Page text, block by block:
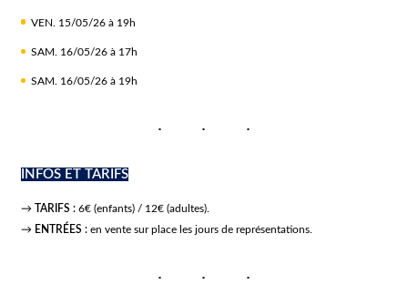
VEN. 15/05/26 à 19h
SAM. 16/05/26 à 17h
SAM. 16/05/26 à 19h
INFOS ET TARIFS
→TARIFS :6€ (enfants) / 12€ (adultes).
→ ENTRÉES : en vente sur place les jours de représentations.